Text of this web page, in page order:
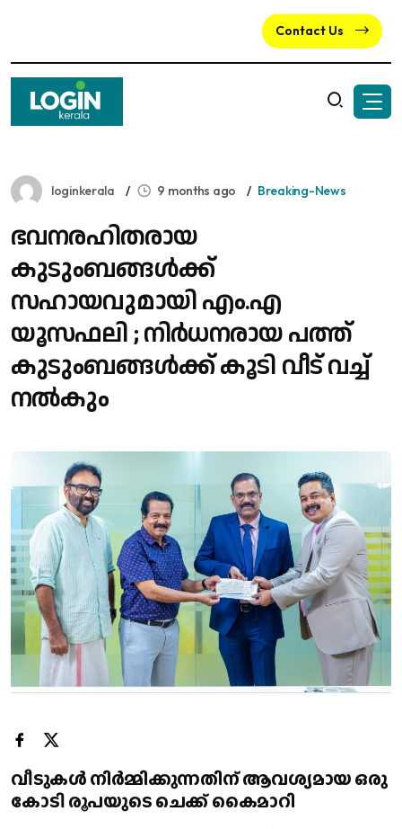
Contact Us
loginkerala 9 months ago Breaking-News
ഭവനരഹിതരായ
കുടുംബങ്ങൾക്ക്
സഹായവുമായി എം.എ
യൂസഫലി ; നിർധനരായ പത്ത്
കുടുംബങ്ങൾക്ക് കൂടി വീട് വച്ച്
നൽകും
വീടുകൾ നിർമ്മിക്കുന്നതിന് ആവശ്യമായ ഒരു
കോടി രൂപയുടെ ചെക്ക് കൈമാറി